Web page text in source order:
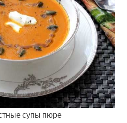
супы пюре